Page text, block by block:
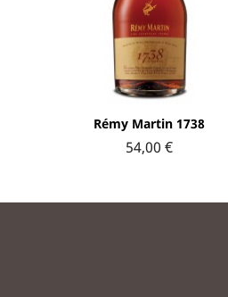
Rémy Martin 1738
54,00 €
Aperçu rapide